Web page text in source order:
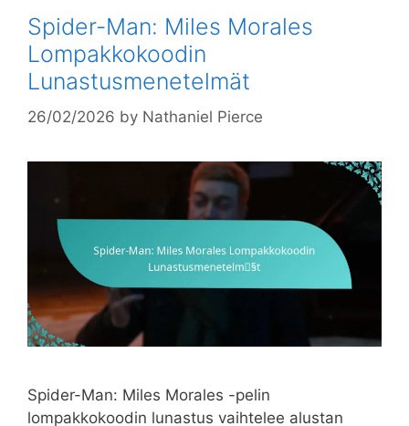
Spider-Man: Miles Morales
Lompakkokoodin
Lunastusmenetelmät
26/02/2026 by Nathaniel Pierce
Spider-Man: Miles Morales -pelin
lompakkokoodin lunastus vaihtelee alustan